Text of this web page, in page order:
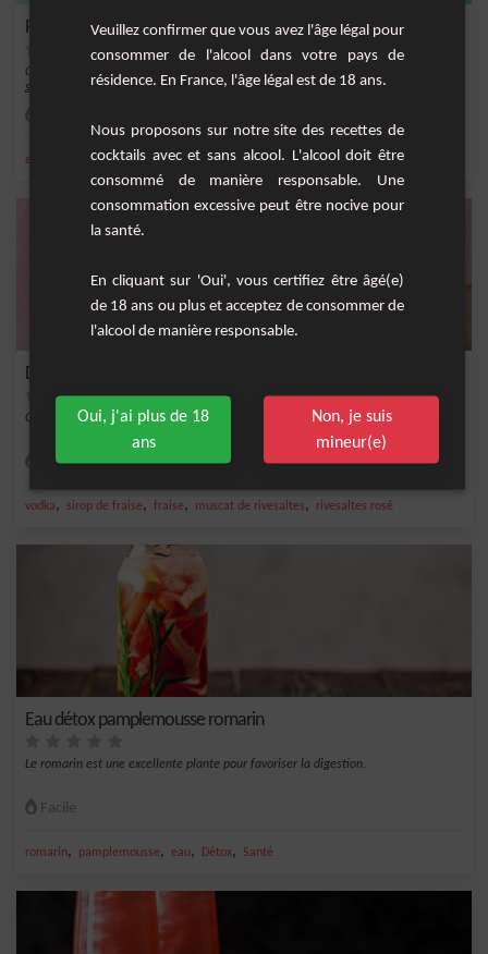
Riverose
Cocktail rafraîchissant à base de muscat rosé, de pamplemousse et d'eau
gazeuse.
eau gazeuse,crème de pamplemousse ,muscat de rivesaltes,pamplemousse
Demoiselle du Roussillon
Cocktail fruité à base de rivesaltes rosé, de vodka et de sirop de fraise.
Facile
vodka, sirop de fraise, fraise, muscat de rivesaltes, rivesaltes rosé
Eau détox pamplemousse romarin
Le romarin est une excellente plante pour favoriser la digestion.
Facile
romarin, pamplemousse, eau, Détox, Santé
Veuillez confirmer que vous avez l'âge légal pour
consommer de l'alcool dans votre pays de
résidence. En France, l'âge légal est de 18 ans.
Nous proposons sur notre site des recettes de
cocktails avec et sans alcool. L'alcool doit être
consommé de manière responsable. Une
consommation excessive peut être nocive pour
la santé.
En cliquant sur 'Oui', vous certifiez être âgé(e)
de 18 ans ou plus et acceptez de consommer de
l'alcool de manière responsable.
Oui, j'ai plus de 18
ans
Non, je suis
mineur(e)